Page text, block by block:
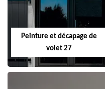
Peinture et décapage de
volet 27